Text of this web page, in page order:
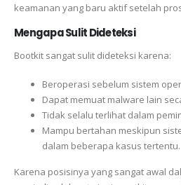
keamanan yang baru aktif setelah
Mengapa Sulit Dideteksi
Bootkit sangat sulit dideteksi karena:
Beroperasi sebelum sistem
Dapat memuat malware lain
Tidak selalu terlihat dalam
Mampu bertahan meskipun
dalam beberapa kasus tertentu.
Karena posisinya yang sangat awal